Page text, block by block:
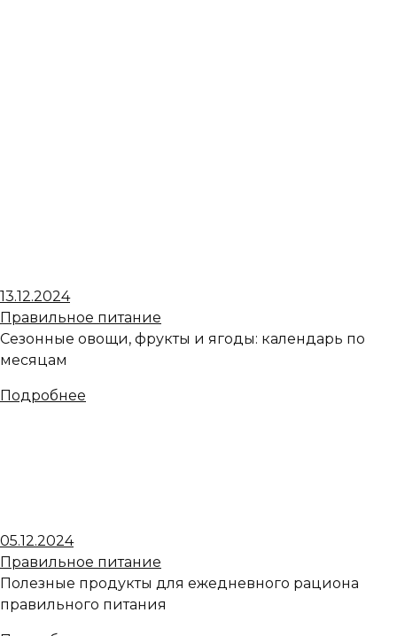
13.12.2024
Правильное питание
Сезонные овощи, фрукты и ягоды: календарь по
месяцам
Подробнее
05.12.2024
Правильное питание
Полезные продукты для ежедневного рациона
правильного питания